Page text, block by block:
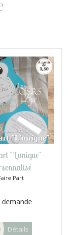
"L'unique" -
Part
demande
Détails